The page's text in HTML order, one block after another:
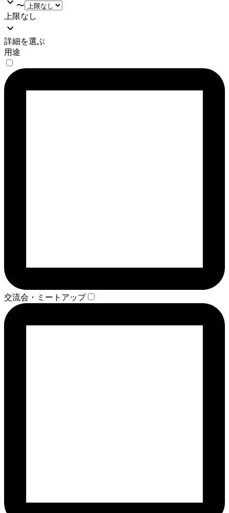
〜
上限なし
詳細を選ぶ
用途
交流会・ミートアップ